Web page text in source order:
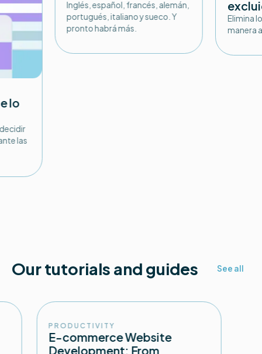
lo
las
Inglés, español, francés, alemán,
portugués, italiano y sueco. Y
pronto habrá más.
Elimina
manera
Our tutorials and guides See all
PRODUCTIVITY
E-commerce Website
Development: From